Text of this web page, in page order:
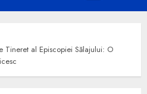
Tineret al Episcopiei Sălajului: O